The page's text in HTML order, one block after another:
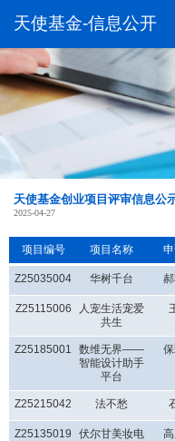
天使基金-信息公开
天使基金创业项目评审信息公
2025-04-27
项目编号 项目名称
Z25035004 华树千台
Z25115006
人宠生活宠爱
共生
Z25185001
数维无界——
智能设计助手
平台
Z25215042 法不愁
Z25135019
伏尔甘美妆电